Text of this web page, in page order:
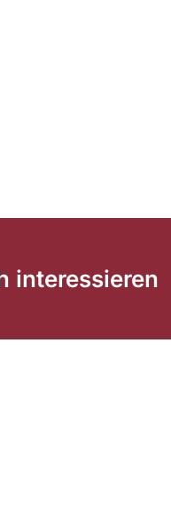
interessieren